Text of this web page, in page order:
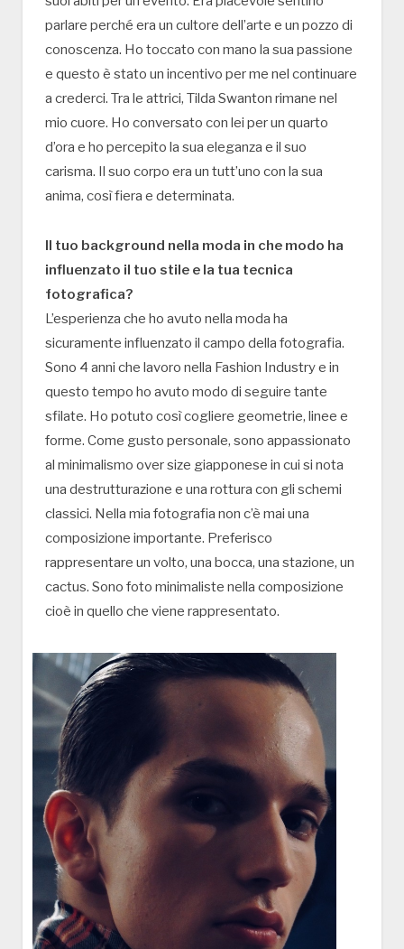
parlare perché era un cultore dell’arte e un pozzo di
conoscenza. Ho toccato con mano la sua passione
e questo è stato un incentivo per me nel continuare
a crederci. Tra le attrici, Tilda Swanton rimane nel
mio cuore. Ho conversato con lei per un quarto
d’ora e ho percepito la sua eleganza e il suo
carisma. Il suo corpo era un tutt’uno con la sua
anima, così fiera e determinata.
Il tuo background nella moda in che modo ha
influenzato il tuo stile e la tua tecnica
fotografica?
L’esperienza che ho avuto nella moda ha
sicuramente influenzato il campo della fotografia.
Sono 4 anni che lavoro nella Fashion Industry e in
questo tempo ho avuto modo di seguire tante
sfilate. Ho potuto così cogliere geometrie, linee e
forme. Come gusto personale, sono appassionato
al minimalismo over size giapponese in cui si nota
una destrutturazione e una rottura con gli schemi
classici. Nella mia fotografia non c’è mai una
composizione importante. Preferisco
rappresentare un volto, una bocca, una stazione, un
cactus. Sono foto minimaliste nella composizione
cioè in quello che viene rappresentato.